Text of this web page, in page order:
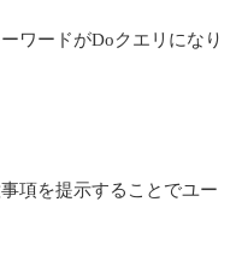
ワードがDoクエリになり
項を提示することでユー